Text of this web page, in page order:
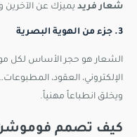
شعار فريد يميزك عن الآخرين
3. جزء من الهوية البصرية
الشعار هو حجر الأساس لكل
الإلكتروني، العقود،
ويخلق انطباعاً مهنياً.
كيف تصمم فوموشن